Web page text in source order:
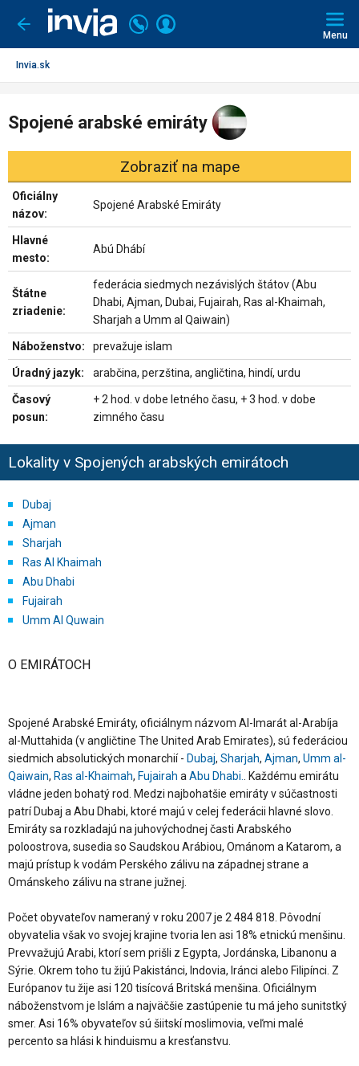
Ísť
späť
Volajte
+421
2
Prihlásiť
Menu
Invia.sk
Spojené arabské emiráty
Zobraziť na mape
Oficiálny
názov:
Spojené Arabské Emiráty
Hlavné
mesto:
Abú Dhábí
Štátne
zriadenie:
federácia siedmych nezávislých štátov (Abu
Dhabi, Ajman, Dubai, Fujairah, Ras al-Khaimah,
Sharjah a Umm al Qaiwain)
Náboženstvo: prevažuje islam
Úradný jazyk: arabčina, perzština, angličtina, hindí, urdu
Časový
posun:
+ 2 hod. v dobe letného času, + 3 hod. v dobe
zimného času
Lokality v Spojených arabských emirátoch
Dubaj
Ajman
Sharjah
Ras Al Khaimah
Abu Dhabi
Fujairah
Umm Al Quwain
O EMIRÁTOCH
Spojené Arabské Emiráty, oficiálnym názvom Al-Imarát al-Arabíja
al-Muttahida (v angličtine The United Arab Emirates), sú federáciou
siedmich absolutických monarchií - Dubaj, Sharjah, Ajman, Umm al-
Qaiwain, Ras al-Khaimah, Fujairah a Abu Dhabi.
. Každému emirátu
vládne jeden bohatý rod. Medzi najbohatšie emiráty v súčastnosti
patrí Dubaj a Abu Dhabi, ktoré majú v celej federácii hlavné slovo.
Emiráty sa rozkladajú na juhovýchodnej časti Arabského
poloostrova, susedia so Saudskou Arábiou, Ománom a Katarom, a
majú prístup k vodám Perského zálivu na západnej strane a
Ománskeho zálivu na strane južnej.
Počet obyvateľov nameraný v roku 2007 je 2 484 818. Pôvodní
obyvatelia však vo svojej krajine tvoria len asi 18% etnickú menšinu.
Prevvažujú Arabi, ktorí sem prišli z Egypta, Jordánska, Libanonu a
Sýrie. Okrem toho tu žijú Pakistánci, Indovia, Iránci alebo Filipínci. Z
Európanov tu žije asi 120 tisícová Britská menšina. Oficiálnym
náboženstvom je Islám a najväčšie zastúpenie tu má jeho sunitstký
smer. Asi 16% obyvateľov sú šiitskí moslimovia, veľmi malé
percento sa hlási k hinduismu a kresťanstvu.